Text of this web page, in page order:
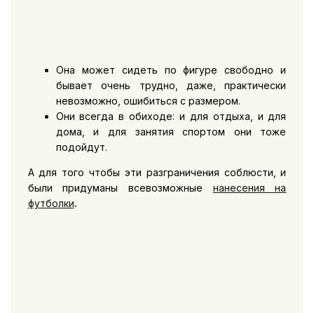
Она может сидеть по фигуре свободно и
бывает очень трудно, даже, практически
невозможно, ошибиться с размером.
Они всегда в обиходе: и для отдыха, и для
дома, и для занятия спортом они тоже
подойдут.
А для того чтобы эти разграничения соблюсти, и
были придуманы всевозможные нанесения на
футболки.